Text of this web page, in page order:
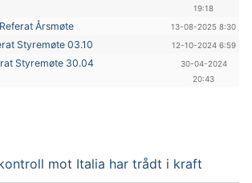
19:18
Referat Årsmøte 13-08-2025 8:30
Styremøte 03.10 12-10-2024 6:59
Styremøte 30.04
30-04-2024
20:43
mot Italia har trådt i kraft